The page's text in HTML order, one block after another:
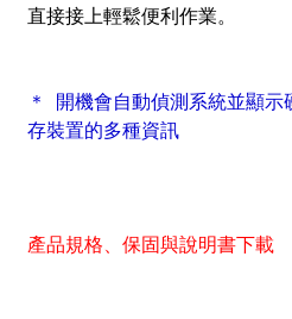
直接接上輕鬆便利作業。
＊ 開機會自動偵測系統並顯
存裝置的多種資訊
產品規格、保固與說明書下載